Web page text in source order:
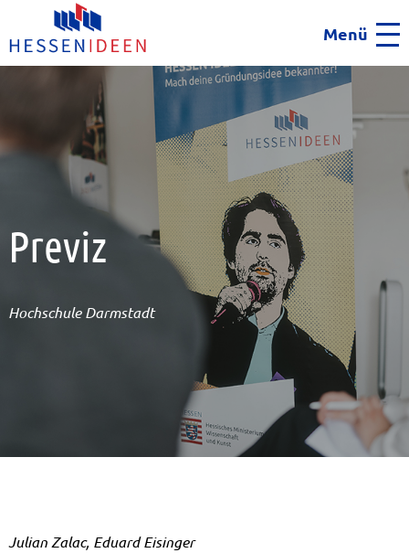
Menü
Previz
Hochschule Darmstadt
Julian Zalac, Eduard Eisinger